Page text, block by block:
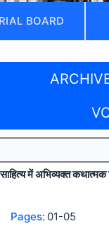
BOARD
साहित्य में अभिव्यक्त
Pages: 01-05